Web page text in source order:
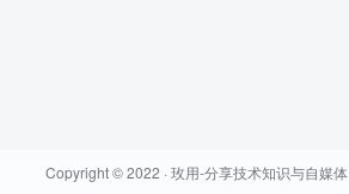
Copyright © 2022 · 玫用-分享技术知识与自媒体